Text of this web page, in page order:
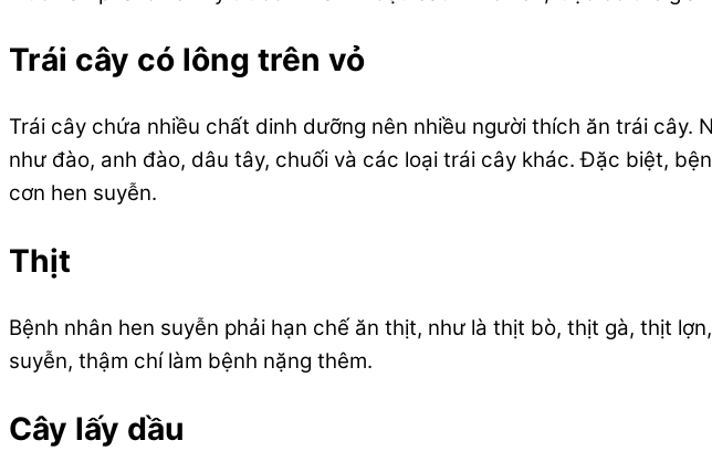
Trái cây có lông trên vỏ
Trái cây chứa nhiều chất dinh dưỡng nên nhiều người thích ăn trái
như đào, anh đào, dâu tây, chuối và các loại trái cây khác. Đặc biệt,
cơn hen suyễn.
Thịt
Bệnh nhân hen suyễn phải hạn chế ăn thịt, như là thịt bò, thịt gà, thịt
suyễn, thậm chí làm bệnh nặng thêm.
Cây lấy dầu